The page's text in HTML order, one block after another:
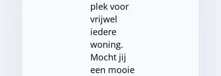
plek voor
vrijwel
iedere
woning.
Mocht jij
een mooie